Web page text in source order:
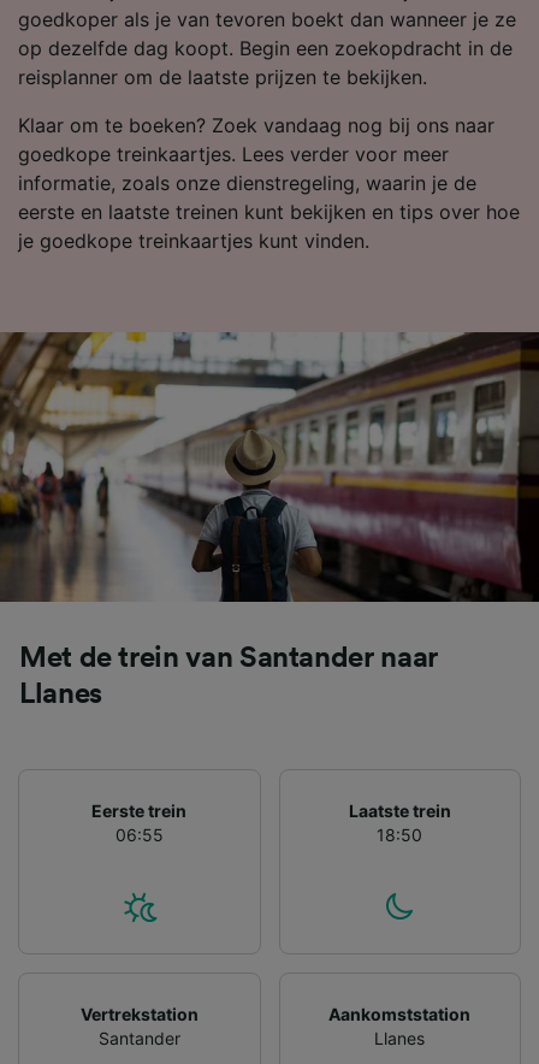
goedkoper als je van tevoren boekt dan wanneer je ze
op dezelfde dag koopt. Begin een zoekopdracht in de
reisplanner om de laatste prijzen te bekijken.
Klaar om te boeken? Zoek vandaag nog bij ons naar
goedkope treinkaartjes. Lees verder voor meer
informatie, zoals onze dienstregeling, waarin je de
eerste en laatste treinen kunt bekijken en tips over hoe
je goedkope treinkaartjes kunt vinden.
Met de trein van Santander naar
Llanes
Eerste trein
06:55
Laatste trein
18:50
Vertrekstation
Santander
Aankomststation
Llanes
Partnerlijst (derden)